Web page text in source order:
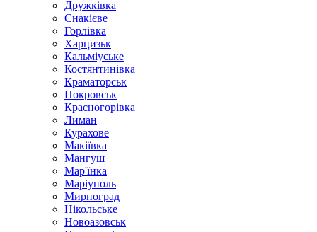
Дружківка
Єнакієве
Горлівка
Харцизьк
Кальміуське
Костянтинівка
Краматорськ
Покровськ
Красногорівка
Лиман
Курахове
Макіївка
Мангуш
Мар'їнка
Маріуполь
Мирноград
Нікольське
Новоазовськ